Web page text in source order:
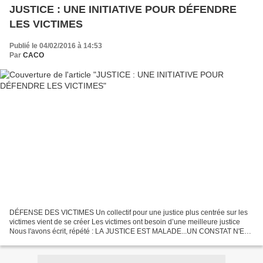
JUSTICE : UNE INITIATIVE POUR DÉFENDRE
LES VICTIMES
Publié le 04/02/2016 à 14:53
Par CACO
DÉFENSE DES VICTIMES Un collectif pour une justice plus centrée sur les
victimes vient de se créer Les victimes ont besoin d’une meilleure justice
Nous l'avons écrit, répété : LA JUSTICE EST MALADE...UN CONSTAT N'EST